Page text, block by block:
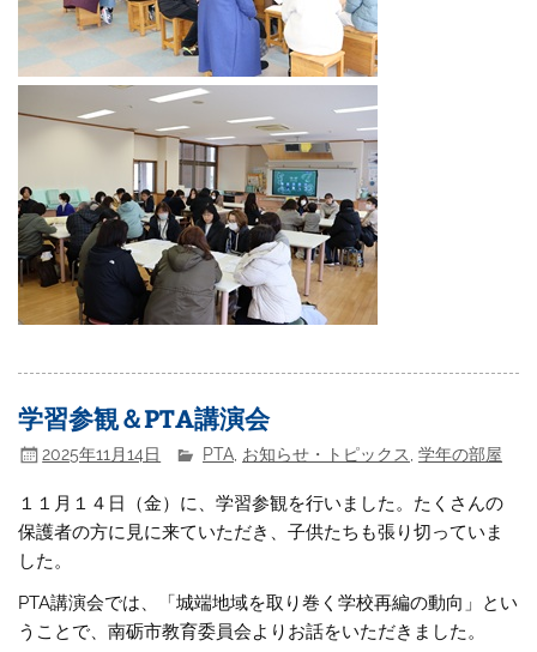
学習参観＆PTA講演会
2025年11月14日 PTA お知らせ・トピックス ,学年の部屋
１１月１４日（金）に、学習参観を行いました。たくさんの
保護者の方に見に来ていただき、子供たちも張り切っていま
した。
PTA講演会では、「城端地域を取り巻く学校再編の動向」とい
うことで、南砺市教育委員会よりお話をいただきました。